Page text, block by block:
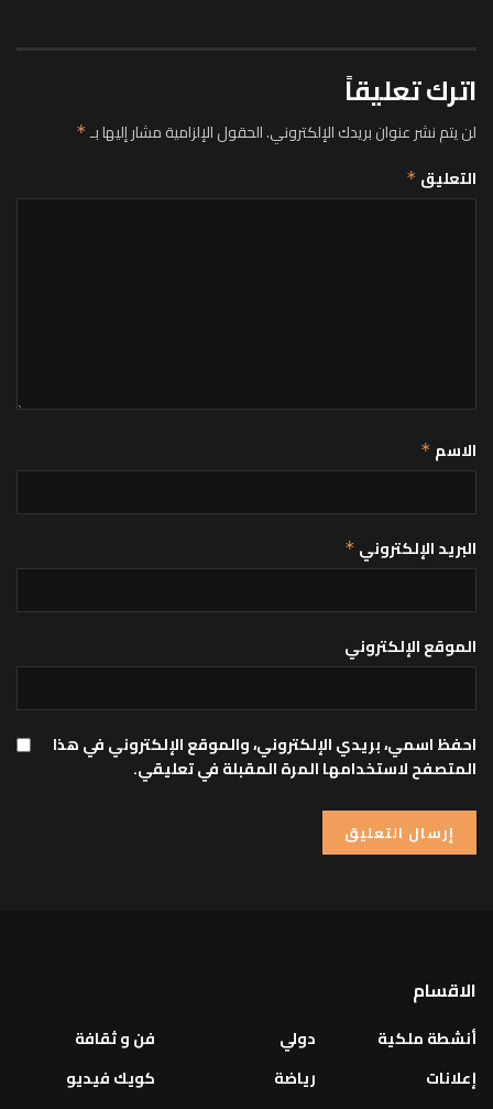
اترك تعليقاً
لن يتم نشر عنوان بريدك الإلكتروني.الحقول الإلزامية مشار إليها بـ*
التعليق *
الاسم *
البريد الإلكتروني *
الموقع الإلكتروني
احفظ اسمي، بريدي الإلكتروني، والموقع الإلكتروني في هذا
المتصفح لاستخدامها المرة المقبلة في تعليقي.
الاقسام
أنشطة ملكية
إعلانات
دولي
رياضة
فن و ثقافة
كويك فيديو